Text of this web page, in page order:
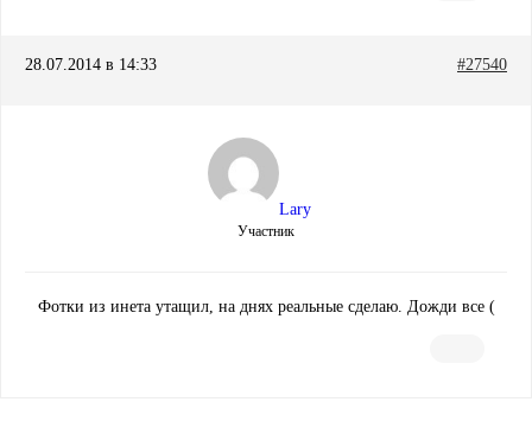
28.07.2014 в 14:33 #27540
Lary
Участник
Фотки из инета утащил, на днях реальные сделаю. Дожди все (